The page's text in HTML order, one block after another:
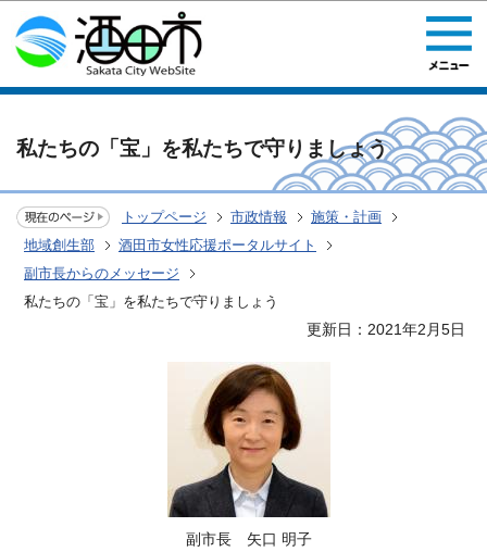
このページの本文へ移動
私たちの「宝」を私たちで守りましょう
トップページ 市政情報
施策・計画
地域創生部
酒田市女性応援ポータルサイト
副市長からのメッセージ
私たちの「宝」を私たちで守りましょう
更新日：2021年2月5日
副市長 矢口 明子